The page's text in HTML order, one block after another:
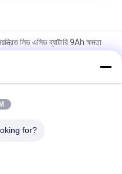
লিড এসিড ব্যাটারি 9Ah ক্ষমতা
battery for
system
rechargeable
for?